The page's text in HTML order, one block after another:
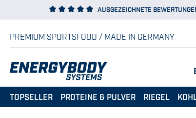
Hauptinhalt springen
Zur Suche springen
Zur Hauptnavigation springenAUSGEZEICHNETE
PREMIUM SPORTSFOOD / MADE IN GERMANY
TOPSELLER PROTEINE & PULVER RIEGEL